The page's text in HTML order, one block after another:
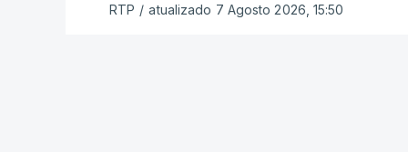
RTP / atualizado 7 Agosto 2026, 15:50